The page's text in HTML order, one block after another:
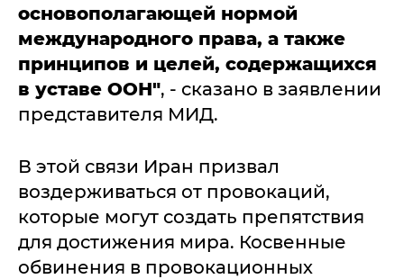
основополагающей нормой
международного права, а также
принципов и целей, содержащихся
в уставе ООН", - сказано в заявлении
представителя МИД.
В этой связи Иран призвал
воздерживаться от провокаций,
которые могут создать препятствия
для достижения мира. Косвенные
обвинения в провокационных